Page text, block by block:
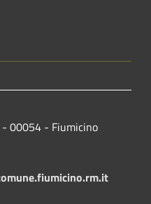
- 00054 - Fiumicino